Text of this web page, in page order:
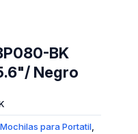
BK
Negro
Mochilas para Portatil,